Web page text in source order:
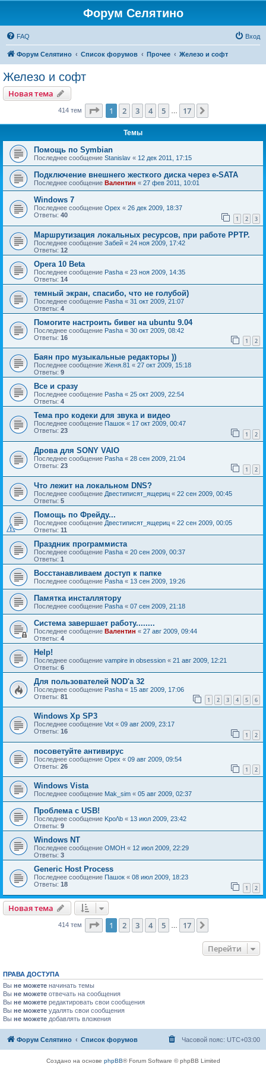
Форум Селятино
FAQ Вход
Форум Селятино Список форумов Прочее Железо и софт
Железо и софт
Новая тема
414 тем Страница из 17
1 2 3 4 5 17
Темы
Помощь по Symbian
Последнее сообщение Stanislav « 12 дек 2011, 17:15
Подключение внешнего жесткого диска через e-SATA
Последнее сообщение Валентин « 27 фев 2011, 10:01
Windows 7
Последнее сообщение Орех « 26 дек 2009, 18:37
Ответы: 40 1 2 3
Маршрутизация локальных ресурсов, при работе PPTP.
Последнее сообщение Забей « 24 ноя 2009, 17:42
Ответы: 12
Opera 10 Beta
Последнее сообщение Pasha « 23 ноя 2009, 14:35
Ответы: 14
темный экран, спасибо, что не голубой)
Последнее сообщение Pasha « 31 окт 2009, 21:07
Ответы: 4
Помогите настроить бивег на ubuntu 9.04
Последнее сообщение Pasha « 30 окт 2009, 08:42
Ответы: 16 1 2
Баян про музыкальные редакторы ))
Последнее сообщение Женя.81 « 27 окт 2009, 15:18
Ответы: 9
Все и сразу
Последнее сообщение Pasha « 25 окт 2009, 22:54
Ответы: 4
Тема про кодеки для звука и видео
Последнее сообщение Пашок « 17 окт 2009, 00:47
Ответы: 23 1 2
Дрова для SONY VAIO
Последнее сообщение Pasha « 28 сен 2009, 21:04
Ответы: 23 1 2
Что лежит на локальном DNS?
Последнее сообщение Двестиписят_ящериц « 22 сен 2009, 00:45
Ответы: 5
Помощь по Фрейду...
Последнее сообщение Двестиписят_ящериц « 22 сен 2009, 00:05
Ответы: 11
Праздник программиста
Последнее сообщение Pasha « 20 сен 2009, 00:37
Ответы: 1
Восстанавливаем доступ к папке
Последнее сообщение Pasha « 13 сен 2009, 19:26
Памятка инсталлятору
Последнее сообщение Pasha « 07 сен 2009, 21:18
Система завершает работу........
Последнее сообщение Валентин « 27 авг 2009, 09:44
Ответы: 4
Help!
Последнее сообщение vampire in obsession « 21 авг 2009, 12:21
Ответы: 6
Для пользователей NOD'а 32
Последнее сообщение Pasha « 15 авг 2009, 17:06
Ответы: 81 1 2 3 4 5 6
Windows Xp SP3
Последнее сообщение Vot « 09 авг 2009, 23:17
Ответы: 16 1 2
посоветуйте антивирус
Последнее сообщение Орех « 09 авг 2009, 09:54
Ответы: 26 1 2
Windows Vista
Последнее сообщение Mak_sim « 05 авг 2009, 02:37
Проблема с USB!
Последнее сообщение Kpo/\b « 13 июл 2009, 23:42
Ответы: 9
Windows NT
Последнее сообщение OMOH « 12 июл 2009, 22:29
Ответы: 3
Generic Host Process
Последнее сообщение Пашок « 08 июл 2009, 18:23
Ответы: 18 1 2
Новая тема
414 тем Страница из 17
1 2 3 4 5 17
Перейти
ПРАВА ДОСТУПА
Вы не можете начинать темы
Вы не можете отвечать на сообщения
Вы не можете редактировать свои сообщения
Вы не можете удалять свои сообщения
Вы не можете добавлять вложения
Форум Селятино Список форумов Часовой пояс: UTC+03:00
Создано на основе phpBB® Forum Software © phpBB Limited